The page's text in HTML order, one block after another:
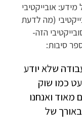
יש כאן 2 סוגים של מידע: אובייקטיבי
(מה לדעת
הזה-
סיבות:
שלא יודע
כמו שוק
מאוד ואנחנו
של